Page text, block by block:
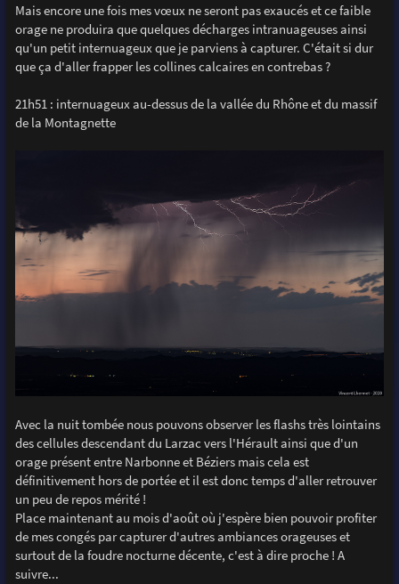
Mais encore une fois mes vœux ne seront pas exaucés et ce faible
orage ne produira que quelques décharges intranuageuses ainsi
qu'un petit internuageux que je parviens à capturer. C'était si dur
que ça d'aller frapper les collines calcaires en contrebas ?
21h51 : internuageux au-dessus de la vallée du Rhône et du massif
de la Montagnette
Avec la nuit tombée nous pouvons observer les flashs très lointains
des cellules descendant du Larzac vers l'Hérault ainsi que d'un
orage présent entre Narbonne et Béziers mais cela est
définitivement hors de portée et il est donc temps d'aller retrouver
un peu de repos mérité !
Place maintenant au mois d'août où j'espère bien pouvoir profiter
de mes congés par capturer d'autres ambiances orageuses et
surtout de la foudre nocturne décente, c'est à dire proche ! A
suivre...